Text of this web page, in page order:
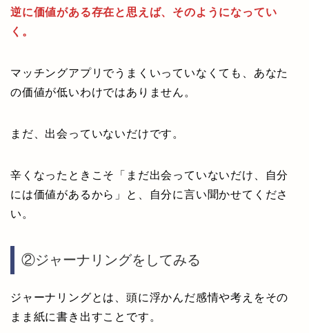
逆に価値がある存在と思えば、そのようになってい
く。
マッチングアプリでうまくいっていなくても、あなた
の価値が低いわけではありません。
まだ、出会っていないだけです。
辛くなったときこそ「まだ出会っていないだけ、自分
には価値があるから」と、自分に言い聞かせてくださ
い。
②ジャーナリングをしてみる
ジャーナリングとは、頭に浮かんだ感情や考えをその
まま紙に書き出すことです。